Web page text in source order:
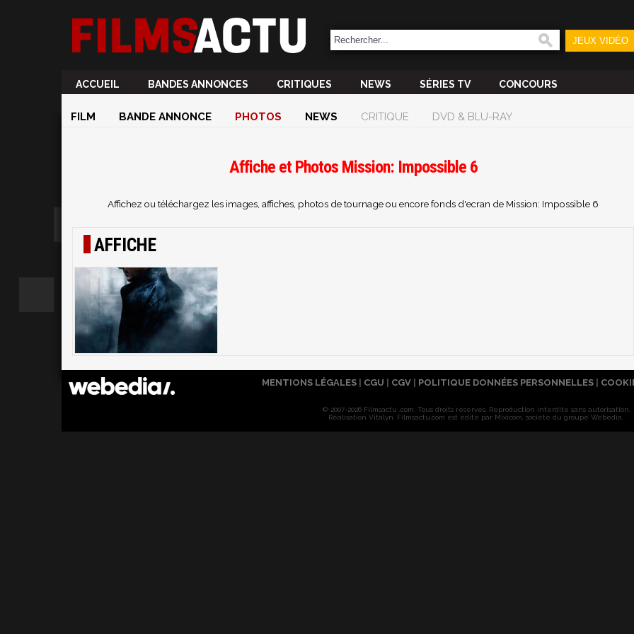
JEUX VIDÉO
ACCUEIL BANDES ANNONCES CRITIQUES NEWS SÉRIES TV CONCOURS
FILM BANDE ANNONCE PHOTOS NEWS CRITIQUE DVD & BLU-RAY
Affiche et Photos Mission: Impossible 6
Affichez ou téléchargez les images, affiches, photos de tournage ou encore fonds d'ecran de Mission: Impossible 6
AFFICHE
MENTIONS LÉGALES CGU CGV POLITIQUE DONNÉES PERSONNELLES
© 2007-2026 Filmsactu .com. Tous droits réservés. Reproduction interdite sans autorisation.
Réalisation Vitalyn . Filmsactu .com est édité par Mixicom, société du groupe Webedia.